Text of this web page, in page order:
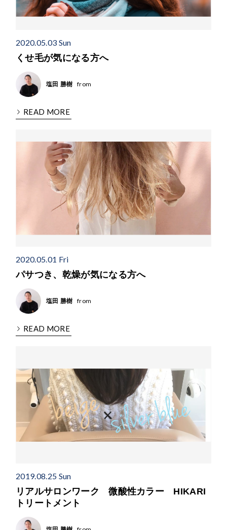
2020.05.03 Sun
くせ毛が気になる方へ
塩田 勝樹 from
READ MORE
2020.05.01 Fri
パサつき、乾燥が気になる方へ
塩田 勝樹 from
READ MORE
2019.08.25 Sun
リアルサロンワーク 微酸性カラー HIKARI
トリートメント